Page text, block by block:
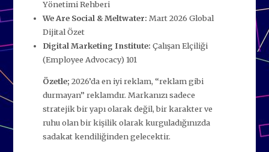
Yönetimi Rehberi
We Are Social & Meltwater: Mart 2026 Global
Dijital Özet
Digital Marketing Institute: Çalışan Elçiliği
(Employee Advocacy) 101
Özetle; 2026’da en iyi reklam, “reklam gibi
durmayan” reklamdır. Markanızı sadece
stratejik bir yapı olarak değil, bir karakter ve
ruhu olan bir kişilik olarak kurguladığınızda
sadakat kendiliğinden gelecektir.